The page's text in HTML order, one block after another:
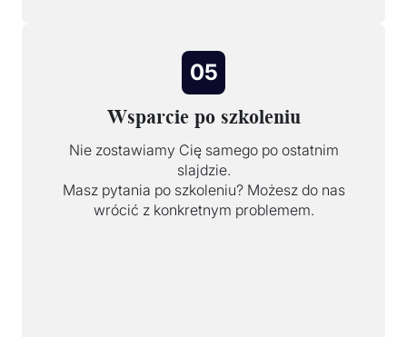
05
Wsparcie po szkoleniu
Nie zostawiamy Cię samego po ostatnim
slajdzie.
Masz pytania po szkoleniu? Możesz do nas
wrócić z konkretnym problemem.